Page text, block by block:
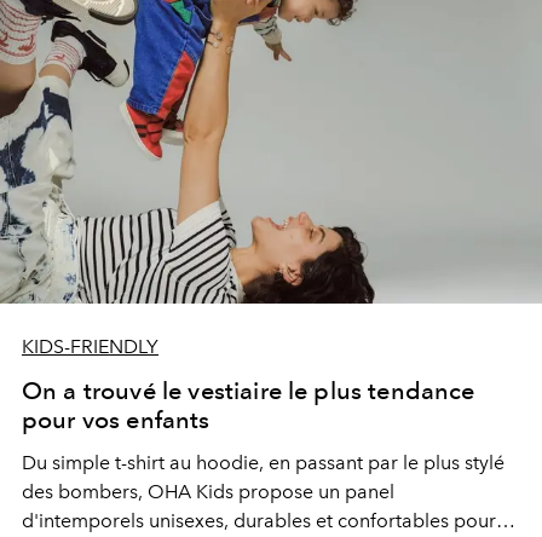
KIDS-FRIENDLY
On a trouvé le vestiaire le plus tendance
pour vos enfants
Du simple t-shirt au hoodie, en passant par le plus stylé
des bombers, OHA Kids propose un panel
d'intemporels unisexes, durables et confortables pour